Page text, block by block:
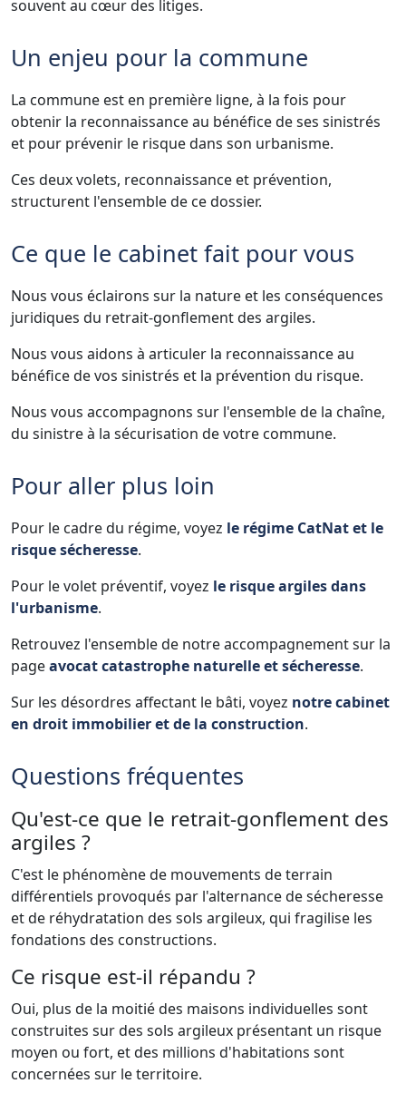
souvent au cœur des litiges.
Un enjeu pour la commune
La commune est en première ligne, à la fois pour
obtenir la reconnaissance au bénéfice de ses sinistrés
et pour prévenir le risque dans son urbanisme.
Ces deux volets, reconnaissance et prévention,
structurent l'ensemble de ce dossier.
Ce que le cabinet fait pour vous
Nous vous éclairons sur la nature et les conséquences
juridiques du retrait-gonflement des argiles.
Nous vous aidons à articuler la reconnaissance au
bénéfice de vos sinistrés et la prévention du risque.
Nous vous accompagnons sur l'ensemble de la chaîne,
du sinistre à la sécurisation de votre commune.
Pour aller plus loin
Pour le cadre du régime, voyez le régime CatNat et le
risque sécheresse.
Pour le volet préventif, voyez le risque argiles dans
l'urbanisme.
Retrouvez l'ensemble de notre accompagnement sur la
pageavocat catastrophe naturelle et sécheresse.
Sur les désordres affectant le bâti, voyez notre cabinet
en droit immobilier et de la construction.
Questions fréquentes
Qu'est-ce que le retrait-gonflement des
argiles ?
C'est le phénomène de mouvements de terrain
différentiels provoqués par l'alternance de sécheresse
et de réhydratation des sols argileux, qui fragilise les
fondations des constructions.
Ce risque est-il répandu ?
Oui, plus de la moitié des maisons individuelles sont
construites sur des sols argileux présentant un risque
moyen ou fort, et des millions d'habitations sont
concernées sur le territoire.